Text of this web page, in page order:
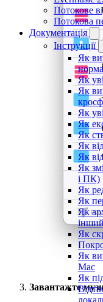
Потокове
Потокова
Документація
Інструкції
Як
Як
Як
Як
Як
Як
Як
Як
Як
і ПК)
Як
Як
Як
Як
Як
Mac
Як
Завантажте